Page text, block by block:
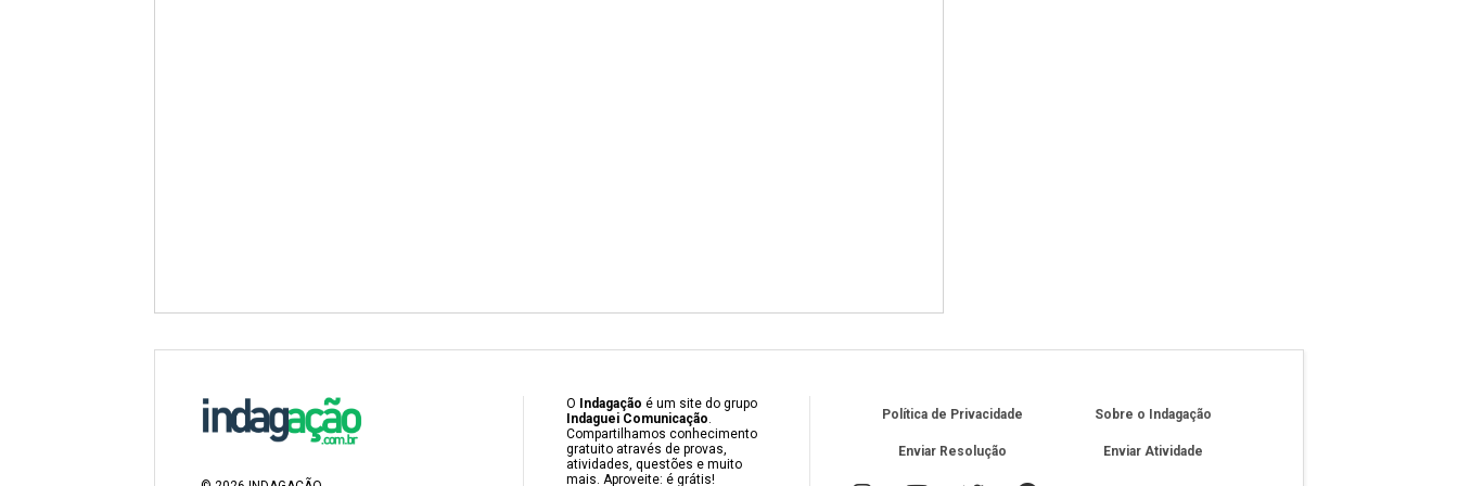
O Indagação é um site do grupo
Indaguei Comunicação.
Compartilhamos conhecimento
gratuito através de provas,
atividades, questões e muito
mais. Aproveite: é grátis!
Política de Privacidade Sobre o Indagação
Enviar Resolução Enviar Atividade